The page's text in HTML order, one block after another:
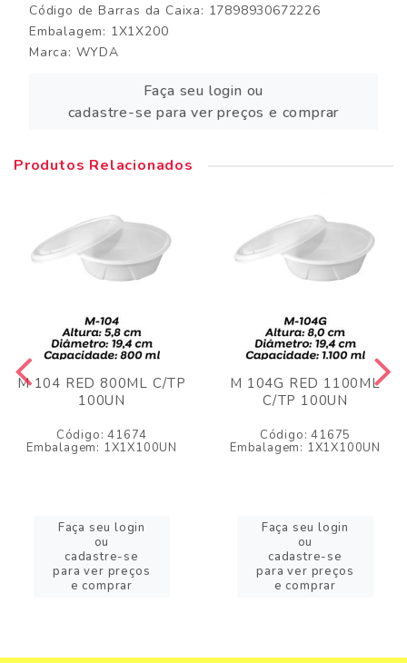
Código de Barras da Caixa: 17898930672226
Embalagem: 1X1X200
Marca: WYDA
Faça seu login ou
cadastre-se para ver preços e comprar
Produtos Relacionados
M 104 RED 800ML C/TP
100UN
Código: 41674
Embalagem: 1X1X100UN
Faça seu login
ou
cadastre-se
para ver preços
e comprar
M 104G RED 1100ML
C/TP 100UN
Código: 41675
Embalagem: 1X1X100UN
Faça seu login
ou
cadastre-se
para ver preços
e comprar